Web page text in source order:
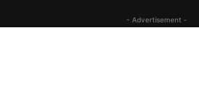
- Advertisement -